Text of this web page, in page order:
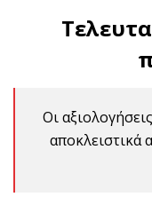
Οι
αποκλειστικά